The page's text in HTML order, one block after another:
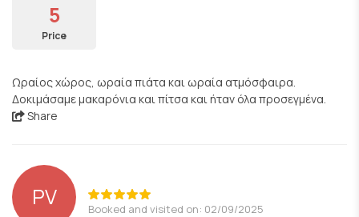
5
Price
Ωραίος χώρος, ωραία πιάτα και ωραία ατμόσφαιρα.
Δοκιμάσαμε μακαρόνια και πίτσα και ήταν όλα προσεγμένα.
Share
PV Booked and visited on: 02/09/2025